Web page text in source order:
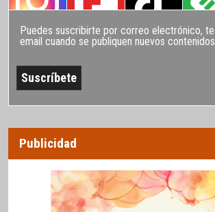
Puedes suscribirte por correo electrónico, te
email cuando se publiquen nuevos contenidos
Publicidad